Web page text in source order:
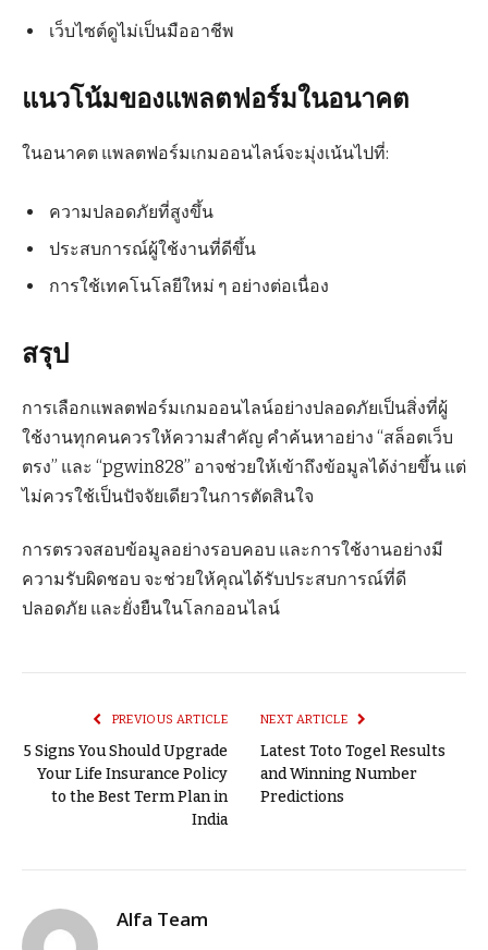
เว็บไซต์ดูไม่เป็นมืออาชีพ
แนวโน้มของแพลตฟอร์มในอนาคต
ในอนาคต แพลตฟอร์มเกมออนไลน์จะมุ่งเน้นไปที่:
ความปลอดภัยที่สูงขึ้น
ประสบการณ์ผู้ใช้งานที่ดีขึ้น
การใช้เทคโนโลยีใหม่ ๆ อย่างต่อเนื่อง
สรุป
การเลือกแพลตฟอร์มเกมออนไลน์อย่างปลอดภัยเป็นสิ่งที่ผู้
ใช้งานทุกคนควรให้ความสำคัญ คำค้นหาอย่าง “สล็อตเว็บ
ตรง” และ “pgwin828” อาจช่วยให้เข้าถึงข้อมูลได้ง่ายขึ้น แต่
ไม่ควรใช้เป็นปัจจัยเดียวในการตัดสินใจ
การตรวจสอบข้อมูลอย่างรอบคอบ และการใช้งานอย่างมี
ความรับผิดชอบ จะช่วยให้คุณได้รับประสบการณ์ที่ดี
ปลอดภัย และยั่งยืนในโลกออนไลน์
PREVIOUS ARTICLE
5 Signs You Should Upgrade
Your Life Insurance Policy
to the Best Term Plan in
India
NEXT ARTICLE
Latest Toto Togel Results
and Winning Number
Predictions
Alfa Team